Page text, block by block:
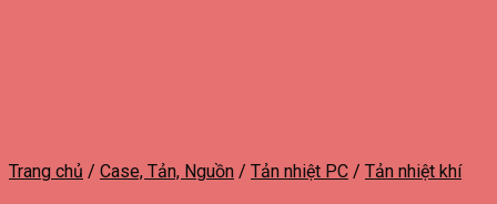
Trang chủ / Case, Tản, Nguồn / Tản nhiệt PC / Tản nhiệt khí